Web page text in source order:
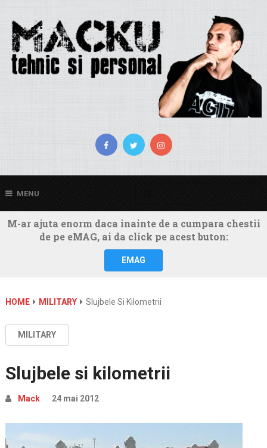
MENU
M-ar ajuta enorm daca inainte de a cumpara chestii
de pe eMAG, ai da click pe acest buton:
EMAG
HOME MILITARY Slujbele Si Kilometrii
MILITARY
Slujbele si kilometrii
Mack 24 mai 2012